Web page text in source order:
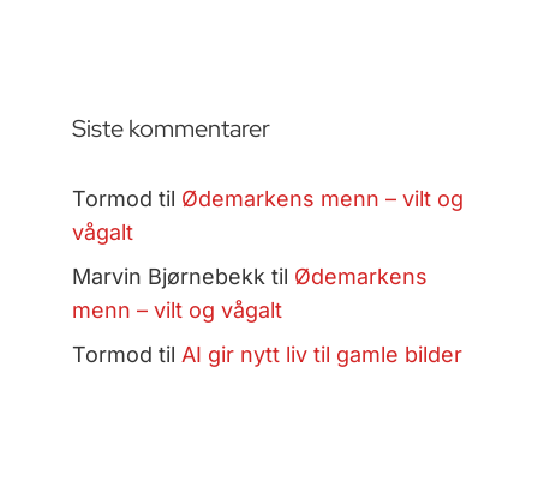
Siste kommentarer
Tormod til Ødemarkens menn – vilt og
vågalt
Marvin Bjørnebekk til Ødemarkens
menn – vilt og vågalt
Tormod til AI gir nytt liv til gamle bilder